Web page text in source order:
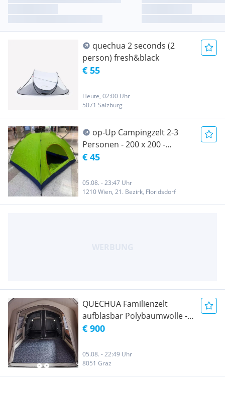
quechua 2 seconds (2
person) fresh&black
€ 55
Heute, 02:00 Uhr
5071 Salzburg
op-Up Campingzelt 2-3
Personen - 200 x 200 -
Automatischer Aufbau
€ 45
05.08. - 23:47 Uhr
1210 Wien, 21. Bezirk, Floridsdorf
QUECHUA Familienzelt
aufblasbar Polybaumwolle -
Air Seconds 4.2 für 4
€ 900
05.08. - 22:49 Uhr
8051 Graz